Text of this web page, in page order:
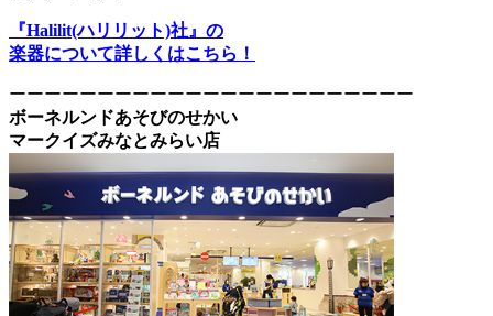
『Halilit(ハリリット)社』の
楽器について詳しくはこちら！
ーーーーーーーーーーーーーーーーーーーーーーー
ボーネルンドあそびのせかい
マークイズみなとみらい店